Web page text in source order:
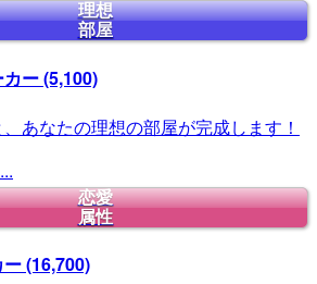
理想
部屋
ー(5,100)
あなたの理想の部屋が完成します！
...
恋愛
属性
ー(16,700)